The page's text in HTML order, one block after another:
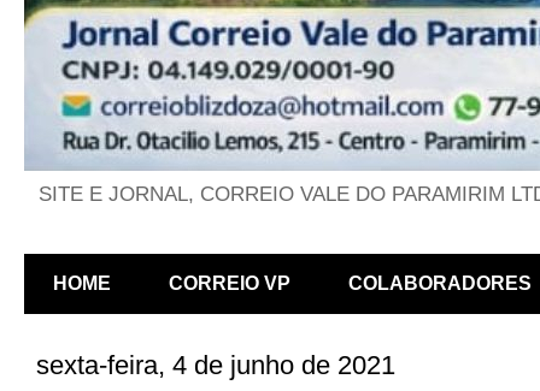
SITE E JORNAL, CORREIO VALE DO PARAMIRIM
HOME CORREIO VP COLABORADORES
sexta-feira, 4 de junho de 2021